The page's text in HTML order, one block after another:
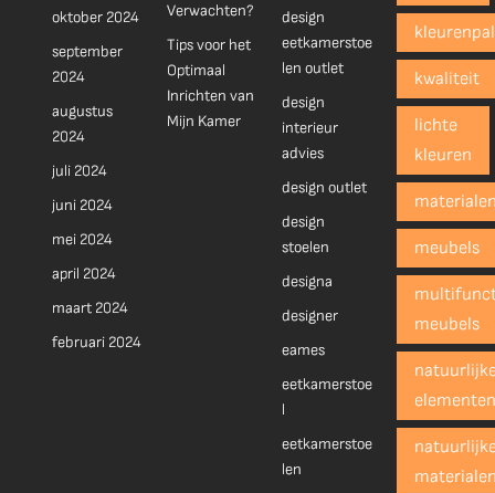
oktober 2024
september
2024
augustus
2024
juli 2024
juni 2024
mei 2024
april 2024
maart 2024
februari 2024
Verwachten?
Tips voor het
Optimaal
Inrichten van
Mijn Kamer
design
eetkamerstoe
len outlet
design
interieur
advies
design outlet
design
stoelen
designa
designer
eames
eetkamerstoe
l
eetkamerstoe
len
kwaliteit
lichte
kleuren
meubels
meubels